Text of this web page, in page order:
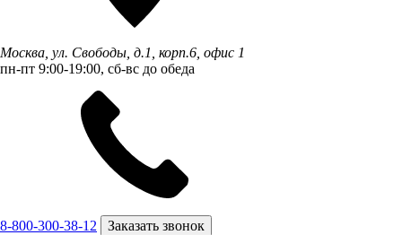
Москва, ул. Свободы, д.1, корп.6, офис 1
пн-пт 9:00-19:00, сб-вс до обеда
8-800-300-38-12 Заказать звонок